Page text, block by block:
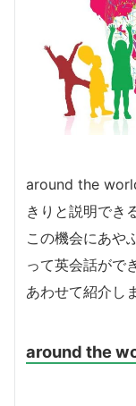
around the
きりと説明でき
この機会にあや
って英会話がで
あわせて紹介し
around the